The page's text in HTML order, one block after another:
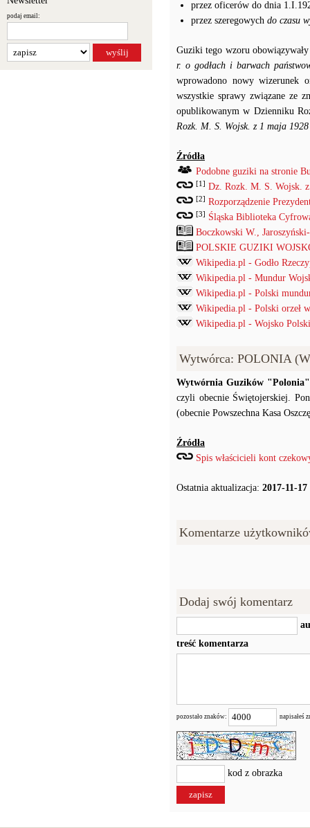
podaj email:
przez oficerów do dnia
przez szeregowych do czasu
Guziki tego wzoru
r. o godłach i barwach
wprowadono nowy wizerunek
wszystkie sprawy związane ze
opublikowanym w Dzienniku
Rozk. M. S. Wojsk. z 1 maja
Źródła
Podobne guziki na stronie
[1] Dz. Rozk. M. S. Wojsk.
[2] Rozporządzenie
[3]
Śląska Biblioteka
Boczkowski W.,
POLSKIE GUZIKI
Wikipedia.pl - Godło
Wikipedia.pl - Mundur
Wikipedia.pl - Polski
Wikipedia.pl - Polski orzeł
Wikipedia.pl - Wojsko
Wytwórca: POLONIA
Wytwórnia Guzików "Polonia"
czyli obecnie Świętojerskiej.
(obecnie Powszechna Kasa
Źródła
Spis właścicieli kont
Ostatnia aktualizacja: 2017-11-17
Komentarze
Dodaj swój komentarz
treść komentarza
pozostało znaków: napisałeś
kod z obrazka